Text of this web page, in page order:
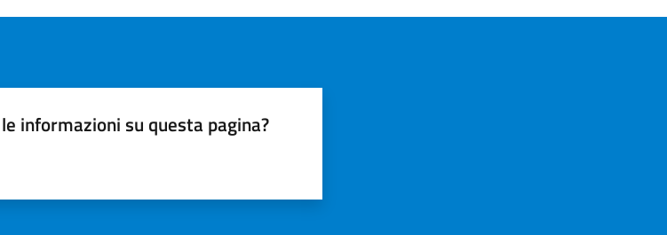
informazioni su questa pagina?